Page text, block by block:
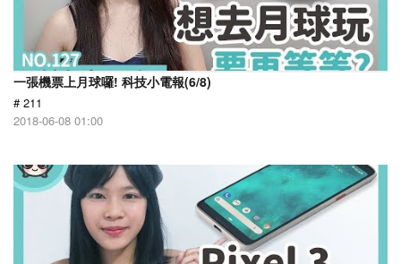
一張機票上月球囉! 科技小電報(6/8)
# 211
2018-06-08 01:00